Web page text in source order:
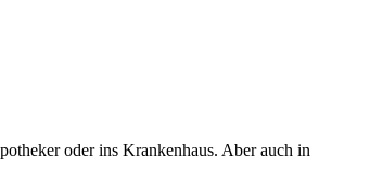
oder ins Krankenhaus. Aber auch in